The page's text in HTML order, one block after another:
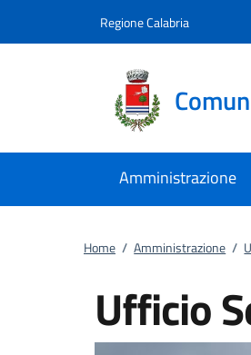
Regione Calabria
Amministrazione
Home / Amministrazione /
Ufficio